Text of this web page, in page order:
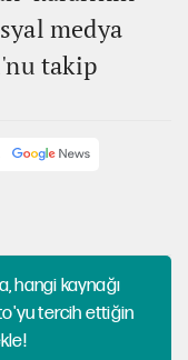
medya
takip
hangi kaynağı
tercih ettiğin